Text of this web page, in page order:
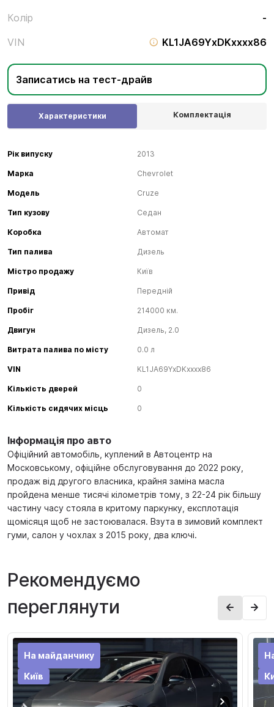
Колір
-
VIN
KL1JA69YxDKxxxx86
Записатись на тест-драйв
Інформація про авто
Офіційний автомобіль, куплений в Автоцентр на
Московському, офіційне обслуговування до 2022 року,
продаж від другого власника, крайня заміна масла
пройдена менше тисячі кілометрів тому, з 22-24 рік більшу
частину часу стояла в критому паркунку, експлотація
щомісяця щоб не застоювалася. Взута в зимовий комплект
гуми, салон у чохлах з 2015 року, два ключі.
Характеристики Комплектація
Рік випуску 2013
Марка Chevrolet
Модель Cruze
Тип кузову Седан
Коробка Автомат
Тип палива Дизель
Містро продажу Київ
Привід Передній
Пробіг 214000 км.
Двигун Дизель, 2.0
Витрата палива по місту 0.0 л
VIN KL1JA69YxDKxxxx86
Кількість дверей 0
Кількість сидячих місць 0
Рекомендуємо
переглянути
На майданчику
Київ